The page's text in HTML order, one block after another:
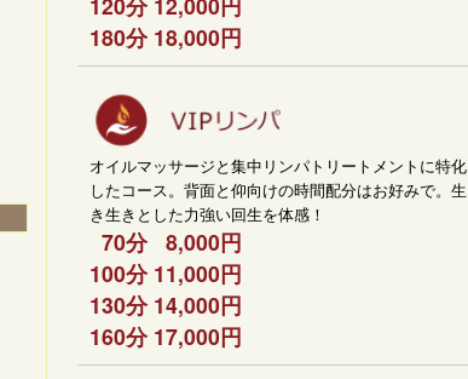
180分 18,000円
オイルマッサージと集中リンパトリートメントに特化
したコース。背面と仰向けの時間配分はお好みで。生
き生きとした力強い回生を体感！
70分 8,000円
100分 11,000円
130分 14,000円
160分 17,000円